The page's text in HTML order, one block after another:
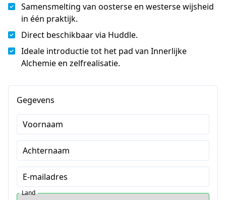
Samensmelting van oosterse en westerse wijsheid
in één praktijk.
Direct beschikbaar via Huddle.
Ideale introductie tot het pad van Innerlijke
Alchemie en zelfrealisatie.
Gegevens
Voornaam
Achternaam
E-mailadres
Land